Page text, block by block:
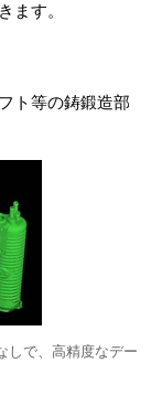
ます。
ト等の鋳鍛造部
しで、高精度なデー